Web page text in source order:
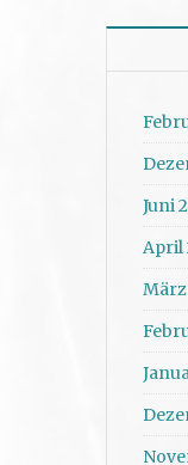
Juni
April
März